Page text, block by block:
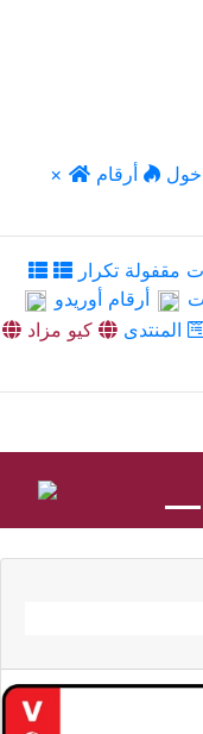
×
أرقام
مقفولة تكرار
أرقام أوريدو
المنتدى
كيو مزاد